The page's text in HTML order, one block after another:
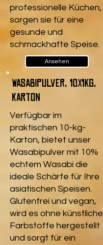
professionelle Küchen,
sorgen sie für eine
gesunde und
schmackhafte Speise.
Ansehen
Wasabipulver, 10x1kg,
Karton
Verfügbar im
praktischen 10-kg-
Karton, bietet unser
Wasabipulver mit 10%
echtem Wasabi die
ideale Schärfe für Ihre
asiatischen Speisen.
Glutenfrei und vegan,
wird es ohne künstliche
Farbstoffe hergestellt
und sorgt für ein